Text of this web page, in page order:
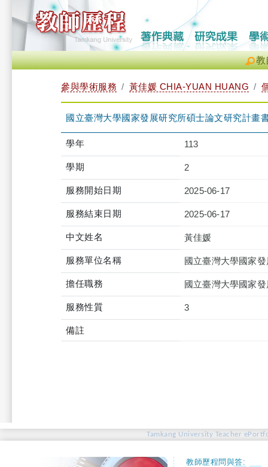
教
參與學術服務 黃佳媛 CHIA-YUAN HUANG
國立臺灣大學國家發展研究所碩士論文研究計畫
學年 113
學期 2
服務開始日期 2025-06-17
服務結束日期 2025-06-17
中文姓名 黃佳媛
服務單位名稱 國立臺灣大學國家
擔任職務 國立臺灣大學國家
服務性質 3
備註
Tamkang University Teacher
教師歷程問與答: